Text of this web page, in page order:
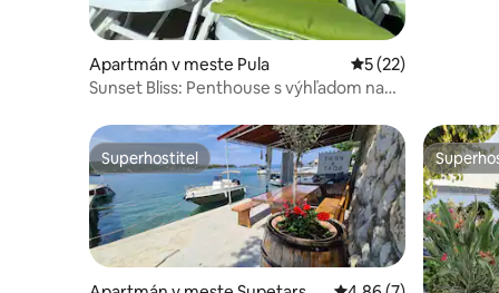
Apartmán v meste Pula Priemerné
5 (22)
Sunset Bliss: Penthouse s výhľadom na
Superhostiteľ
Superhostiteľ